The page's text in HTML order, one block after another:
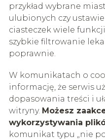
przykład wybrane
ulubionych czy
ciasteczek wiele
szybkie filtrowanie
poprawnie.
W komunikatach o
informację, że serwis
dopasowania treści i
witryny. Możesz
wykorzystywania
komunikat typu „nie